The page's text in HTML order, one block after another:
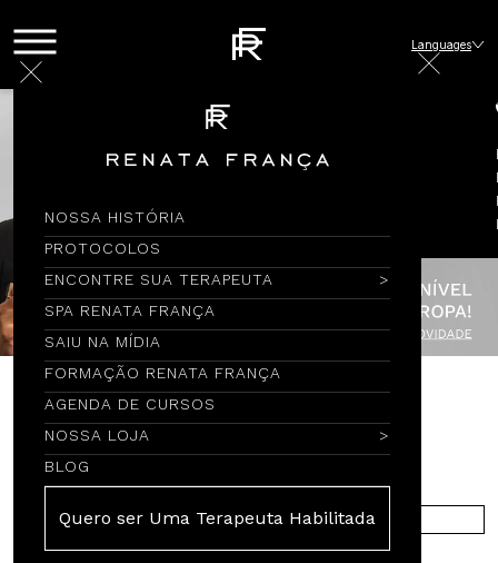
NOSSA HISTÓRIA
PROTOCOLOS
ENCONTRE SUA TERAPEUTA
SPA RENATA FRANÇA
SAIU NA MÍDIA
FORMAÇÃO RENATA FRANÇA
AGENDA DE CURSOS
NOSSA LOJA
BLOG
Quero ser Uma Terapeuta Habilitada
Languages
Encontre por Nome
COMPRE NA EUROPA